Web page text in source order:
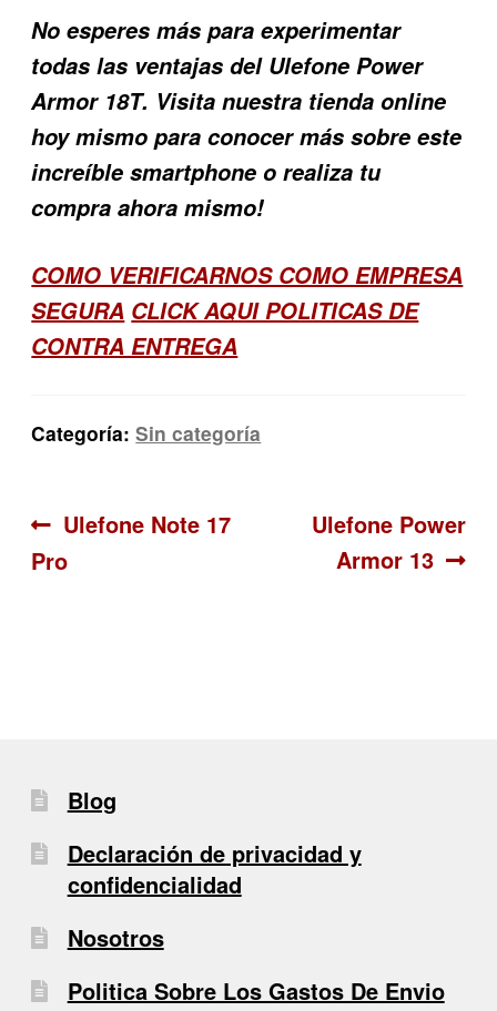
No esperes más para experimentar
todas las ventajas del Ulefone Power
Armor 18T. Visita nuestra tienda online
hoy mismo para conocer más sobre este
increíble smartphone o realiza tu
compra ahora mismo!
COMO VERIFICARNOS COMO EMPRESA
SEGURA CLICK AQUI POLITICAS DE
CONTRA ENTREGA
Categoría:Sin categoría
Navegación
de
Anterior:
Ulefone Note 17
Pro
Siguiente:
Ulefone Power
Armor 13
Blog
Declaración de privacidad y
confidencialidad
Nosotros
Politica Sobre Los Gastos De Envio